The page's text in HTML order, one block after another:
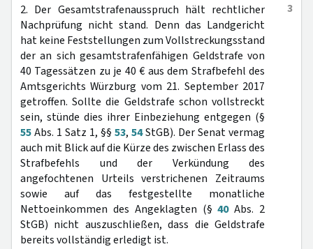
3
2. Der Gesamtstrafenausspruch hält rechtlicher
Nachprüfung nicht stand. Denn das Landgericht
hat keine Feststellungen zum Vollstreckungsstand
der an sich gesamtstrafenfähigen Geldstrafe von
40 Tagessätzen zu je 40 € aus dem Strafbefehl des
Amtsgerichts Würzburg vom 21. September 2017
getroffen. Sollte die Geldstrafe schon vollstreckt
sein, stünde dies ihrer Einbeziehung entgegen (§
55Abs. 1 Satz 1, §§ 53, 54StGB). Der Senat vermag
auch mit Blick auf die Kürze des zwischen Erlass des
Strafbefehls und der Verkündung des
angefochtenen Urteils verstrichenen Zeitraums
sowie auf das festgestellte monatliche
Nettoeinkommen des Angeklagten (§40Abs. 2
StGB) nicht auszuschließen, dass die Geldstrafe
bereits vollständig erledigt ist.